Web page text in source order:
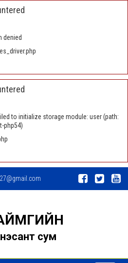
denied
to initialize storage module: user (path:
php54)
АЙМГИЙН
сум